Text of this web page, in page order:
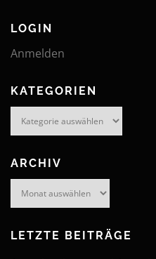
LOGIN
Anmelden
KATEGORIEN
ARCHIV
LETZTE BEITRÄGE